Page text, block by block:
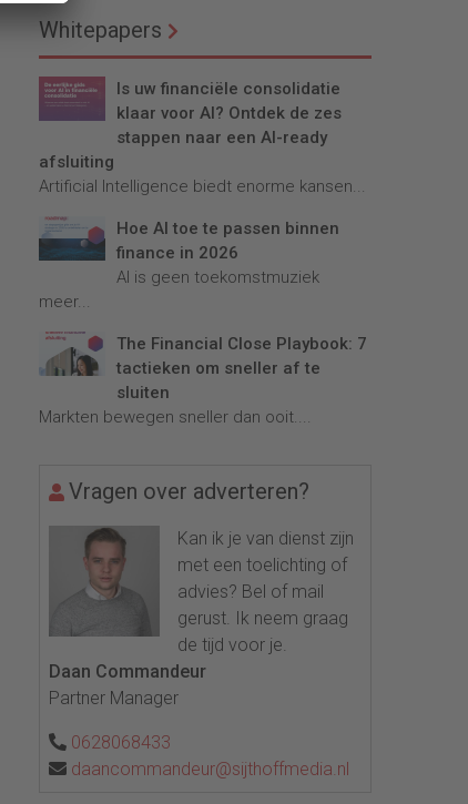
Whitepapers
Is uw financiële consolidatie
klaar voor AI? Ontdek de zes
stappen naar een AI-ready
afsluiting
Artificial Intelligence biedt enorme kansen...
Hoe AI toe te passen binnen
finance in 2026
AI is geen toekomstmuziek
meer...
The Financial Close Playbook: 7
tactieken om sneller af te
sluiten
Markten bewegen sneller dan ooit....
Vragen over adverteren?
Kan ik je van dienst zijn
met een toelichting of
advies? Bel of mail
gerust. Ik neem graag
de tijd voor je.
Daan Commandeur
Partner Manager
0628068433
daancommandeur@sijthoffmedia.nl